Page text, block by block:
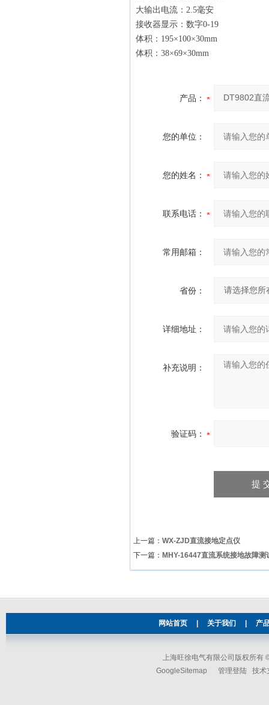
大输出电流：2.5毫安
接收器显示：数字0-19
体积：195×100×30mm
体积：38×69×30mm
产品：
您的单位：
您的姓名：
联系电话：
常用邮箱：
省份：
详细地址：
补充说明：
验证码：
上一篇： WX-ZJD直流接地定点仪
下一篇： MHY-16447直流系统接地故障测
网站首页 关于我们 产
上海旺徐电气有限公司版权所有
GoogleSitemap
管理登陆 技术